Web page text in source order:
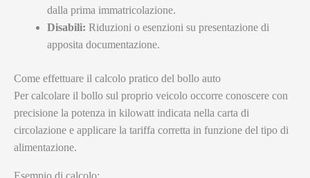
dalla prima immatricolazione.
Disabili: Riduzioni o esenzioni su presentazione di
apposita documentazione.
Come effettuare il calcolo pratico del bollo auto
Per calcolare il bollo sul proprio veicolo occorre conoscere con
precisione la potenza in kilowatt indicata nella carta di
circolazione e applicare la tariffa corretta in funzione del tipo di
alimentazione.